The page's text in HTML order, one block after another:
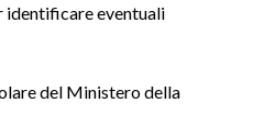
identificare eventuali
del Ministero della